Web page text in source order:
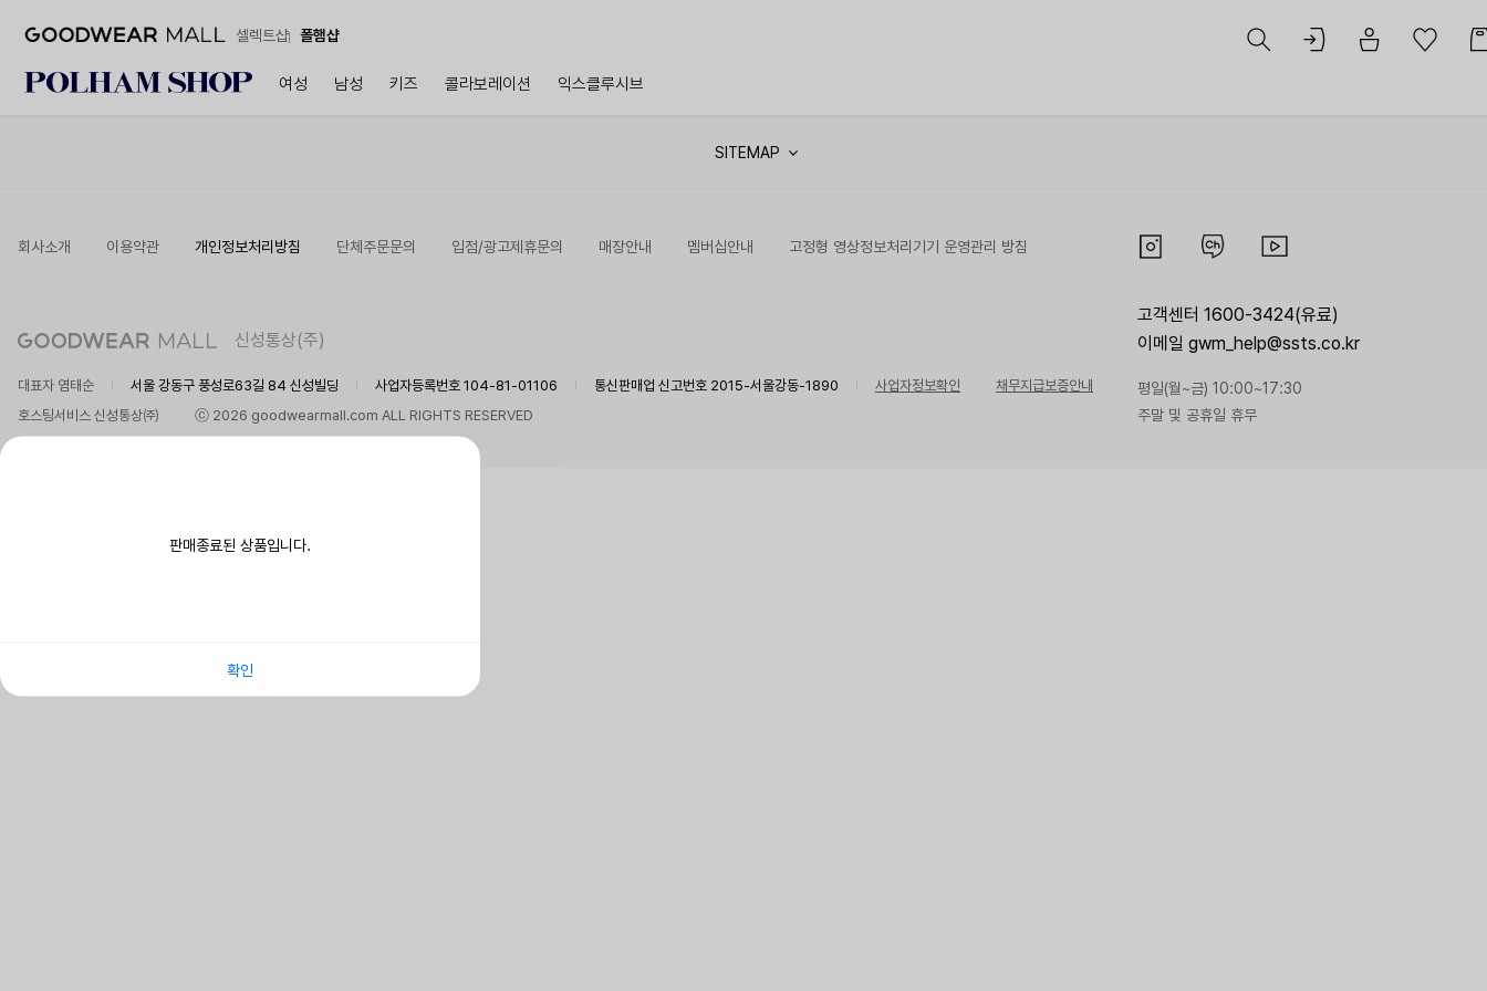
셀렉트샵 폴햄샵
여성 남성 키즈 콜라보레이션 익스클루시브
판매종료된 상품입니다.
확인
SITEMAP
회사소개 이용약관 개인정보처리방침 단체주문문의 입점/광고제휴문의 매장안내 멤버십안내 고정형 영상정보처리기기 운영관리 방침
신성통상(주)
대표자 염태순 서울 강동구 풍성로63길 84 신성빌딩 사업자등록번호 104-81-01106 통신판매업 신고번호 2015-서울강동-1890 사업자정보확인
채무지급보증안내
호스팅서비스 신성통상㈜
ⓒ 2026 goodwearmall.com ALL RIGHTS RESERVED
고객센터 1600-3424(유료)
이메일 gwm_help@ssts.co.kr
평일(월~금) 10:00~17:30
주말 및 공휴일 휴무